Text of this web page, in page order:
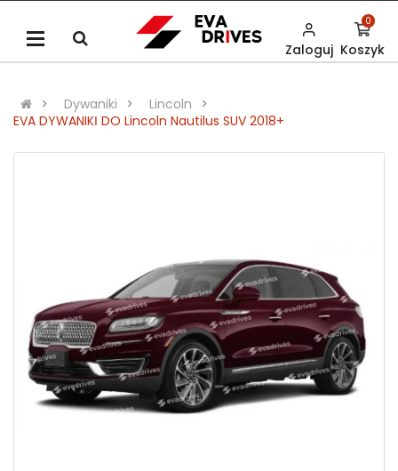
Zaloguj Koszyk
0
Dywaniki
Lincoln
EVA DYWANIKІ DO Lincoln Nautilus SUV 2018+